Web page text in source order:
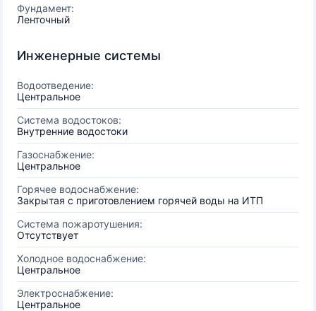
Фундамент:
Ленточный
Инженерные системы
Водоотведение:
Центральное
Система водостоков:
Внутренние водостоки
Газоснабжение:
Центральное
Горячее водоснабжение:
Закрытая с приготовлением горячей воды на ИТП
Система пожаротушения:
Отсутствует
Холодное водоснабжение:
Центральное
Электроснабжение:
Центральное